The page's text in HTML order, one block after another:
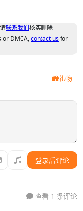
联系我们核实删除
or DMCA,contact usfor
礼物
登录后评论
查看 1 条评论